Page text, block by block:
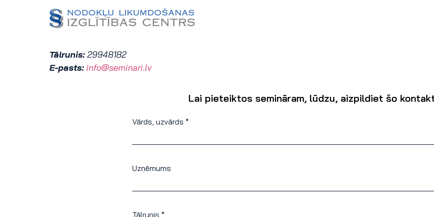
Tālrunis:29948182
E-pasts: info@seminari.lv
Lai pieteiktos semināram, lūdzu, aizpildiet šo
Vārds, uzvārds *
Uzņēmums
Tālrunis *